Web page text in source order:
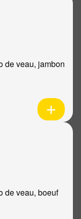
de veau, jambon
de veau, boeuf